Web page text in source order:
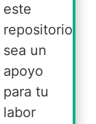
este
repositorio
sea un
apoyo
para tu
labor